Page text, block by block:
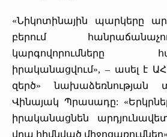
«Նիկոտինային պարկերը
բերում
կարգովորումները
իրականացվում», – ասել է
զերծ» նախաձեռնության
Վինայակ Պրասադը:
իրականացնեն
վրա հիմնված